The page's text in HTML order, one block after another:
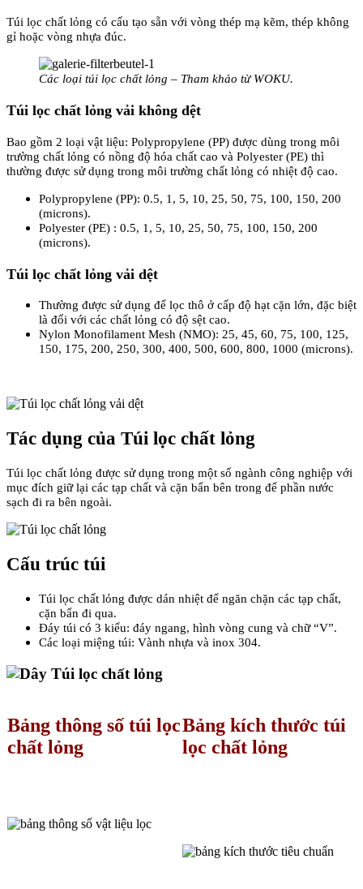
Túi lọc chất lỏng có cấu tạo sẵn với vòng thép mạ kẽm, thép không
gỉ hoặc vòng nhựa đúc.
Các loại túi lọc chất lỏng – Tham khảo từ WOKU.
Túi lọc chất lỏng vải không dệt
Bao gồm 2 loại vật liệu: Polypropylene (PP) được dùng trong môi
trường chất lỏng có nồng độ hóa chất cao và Polyester (PE) thì
thường được sử dụng trong môi trường chất lỏng có nhiệt độ cao.
Polypropylene (PP): 0.5, 1, 5, 10, 25, 50, 75, 100, 150, 200
(microns).
Polyester (PE) : 0.5, 1, 5, 10, 25, 50, 75, 100, 150, 200
(microns).
Túi lọc chất lỏng vải dệt
Thường được sử dụng để lọc thô ở cấp độ hạt cặn lớn, đặc biệt
là đối với các chất lỏng có độ sệt cao.
Nylon Monofilament Mesh (NMO): 25, 45, 60, 75, 100, 125,
150, 175, 200, 250, 300, 400, 500, 600, 800, 1000 (microns).
Tác dụng của Túi lọc chất lỏng
Túi lọc chất lỏng được sử dụng trong một số ngành công nghiệp với
mục đích giữ lại các tạp chất và cặn bẩn bên trong để phần nước
sạch đi ra bên ngoài.
Cấu trúc túi
Túi lọc chất lỏng được dán nhiệt để ngăn chặn các tạp chất,
cặn bẩn đi qua.
Đáy túi có 3 kiểu: đáy ngang, hình vòng cung và chữ “V”.
Các loại miệng túi: Vành nhựa và inox 304.
Bảng thông số túi lọc
chất lỏng
Bảng kích thước túi
lọc chất lỏng